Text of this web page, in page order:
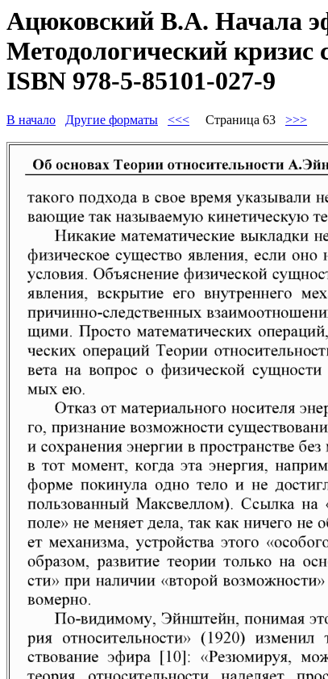
Ацюковский В.А. Начала
Методологический
ISBN 978-5-85101-027-9
В начало Другие форматы <<< Страница 63 >>>